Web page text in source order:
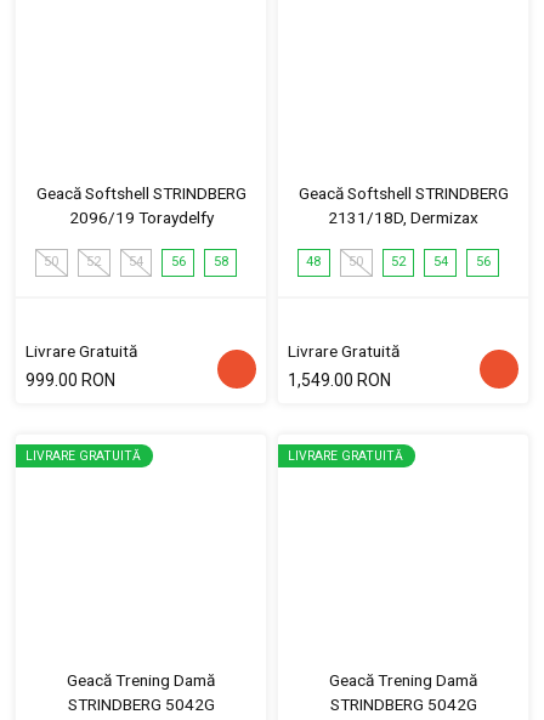
Geacă Softshell STRINDBERG
2096/19 Toraydelfy
50 52 54 56 58
Livrare Gratuită
999.00 RON
Geacă Softshell STRINDBERG
2131/18D, Dermizax
48 50 52 54 56
Livrare Gratuită
1,549.00 RON
LIVRARE GRATUITĂ
Geacă Trening Damă
STRINDBERG 5042G
LIVRARE GRATUITĂ
Geacă Trening Damă
STRINDBERG 5042G